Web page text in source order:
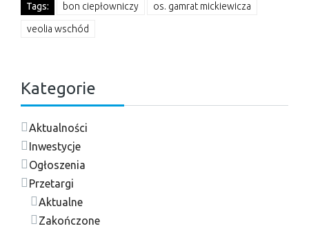
Tags: bon ciepłowniczy os. gamrat mickiewicza
veolia wschód
Kategorie
Aktualności
Inwestycje
Ogłoszenia
Przetargi
Aktualne
Zakończone